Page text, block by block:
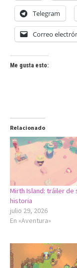
Telegram
Correo
Me gusta esto:
Relacionado
Mirth Island: tráiler de
historia
julio 29, 2026
En «Aventura»